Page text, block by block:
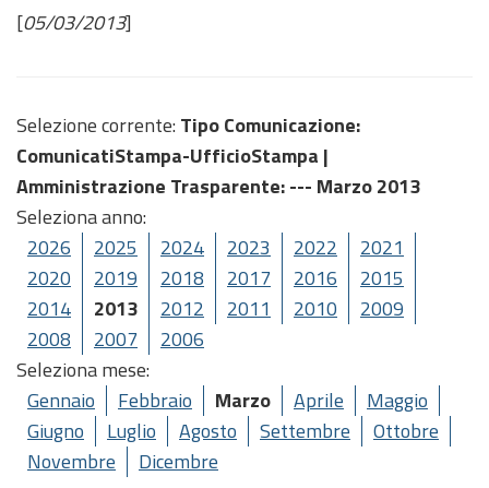
[05/03/2013]
Selezione corrente: Tipo Comunicazione:
ComunicatiStampa-UfficioStampa |
Amministrazione Trasparente: --- Marzo 2013
Seleziona anno:
2026
2025 2024 2023 2022
2021
2020
2019 2018 2017 2016
2015
2014
2013 2012 2011 2010
2009
2008
2007
2006
Seleziona mese:
Gennaio
Febbraio Marzo Aprile
Maggio
Giugno
Luglio Agosto Settembre
Ottobre
Novembre
Dicembre